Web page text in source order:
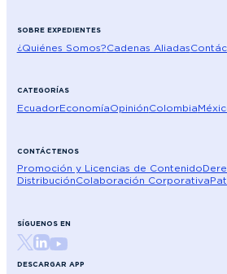
SOBRE EXPEDIENTES
¿Quiénes Somos?Cadenas Aliadas
CATEGORÍAS
EcuadorEconomíaOpiniónColombia
CONTÁCTENOS
Promoción y Licencias de Contenido
DistribuciónColaboración Corporativa
SÍGUENOS EN
DESCARGAR APP